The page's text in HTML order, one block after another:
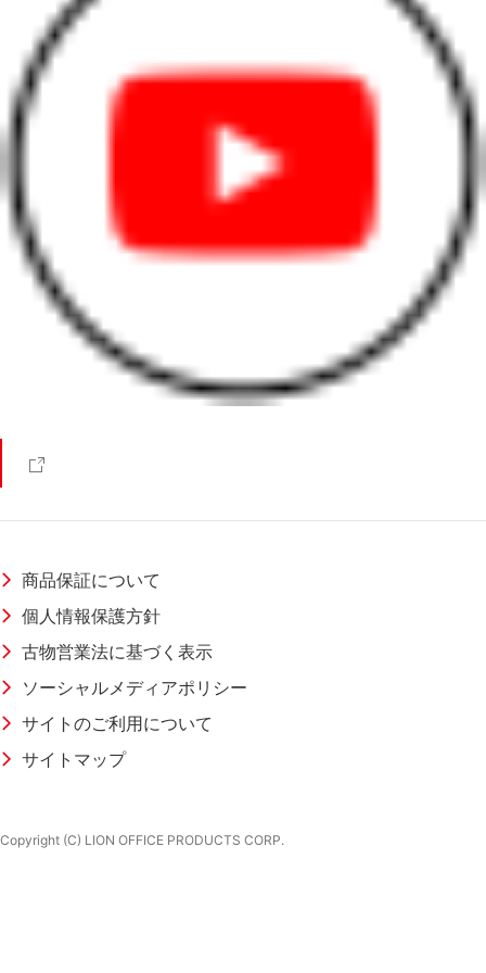
商品保証について
個人情報保護方針
古物営業法に基づく表示
ソーシャルメディアポリシー
サイトのご利用について
サイトマップ
Copyright (C) LION OFFICE PRODUCTS CORP.